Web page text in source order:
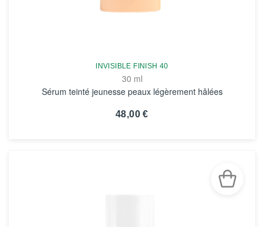
INVISIBLE FINISH 40
30 ml
Sérum teinté jeunesse peaux légèrement hâlées
48,00 €